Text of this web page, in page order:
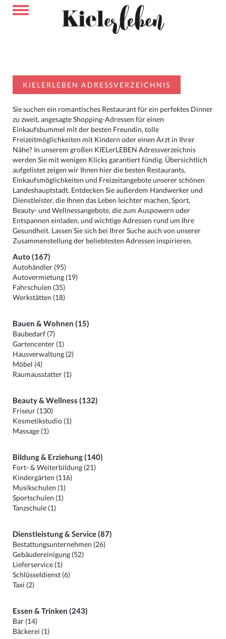
KIELERLEBEN ADRESSVERZEICHNIS
Sie suchen ein romantisches Restaurant für ein perfektes Dinner
zu zweit, angesagte Shopping-Adressen für einen
Einkaufsbummel mit der besten Freundin, tolle
Freizeitmöglichkeiten mit Kindern oder einen Arzt in Ihrer
Nähe? In unserem großen KIELerLEBEN Adressverzeichnis
werden Sie mit wenigen Klicks garantiert fündig. Übersichtlich
aufgelistet zeigen wir Ihnen hier die besten Restaurants,
Einkaufsmöglichkeiten und Freizeitangebote unserer schönen
Landeshauptstadt. Entdecken Sie außerdem Handwerker und
Dienstleister, die Ihnen das Leben leichter machen, Sport,
Beauty- und Wellnessangebote, die zum Auspowern oder
Entspannen einladen, und wichtige Adressen rund um Ihre
Gesundheit. Lassen Sie sich bei Ihrer Suche auch von unserer
Zusammenstellung der beliebtesten Adressen inspirieren.
Auto (167)
Autohändler (95)
Autovermietung (19)
Fahrschulen (35)
Werkstätten (18)
Bauen & Wohnen (15)
Baubedarf (7)
Gartencenter (1)
Hausverwaltung (2)
Möbel (4)
Raumausstatter (1)
Beauty & Wellness (132)
Friseur (130)
Kosmetikstudio (1)
Massage (1)
Bildung & Erziehung (140)
Fort- & Weiterbildung (21)
Kindergärten (116)
Musikschulen (1)
Sportschulen (1)
Tanzschule (1)
Dienstleistung & Service (87)
Bestattungsunternehmen (26)
Gebäudereinigung (52)
Lieferservice (1)
Schlüsseldienst (6)
Taxi (2)
Essen & Trinken (243)
Bar (14)
Bäckerei (1)